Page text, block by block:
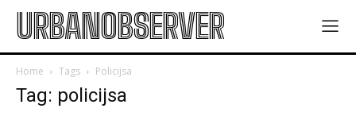
URBANOBSERVER
Home Tags Policijsa
Tag: policijsa